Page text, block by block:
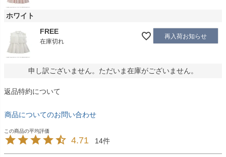
ホワイト
FREE
在庫切れ
再入荷お知らせ
申し訳ございません。ただいま在庫がございません。
返品特約について
商品についてのお問い合わせ
4.71 14